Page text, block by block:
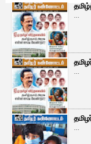
...
...
...